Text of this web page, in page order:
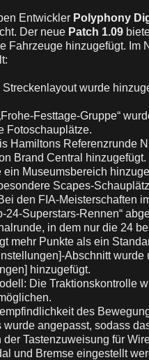
Entwickler Polyphony
Der neue Patch 1.09
Fahrzeuge hinzugefügt. Im
wurde
Festtage-Gruppe“
Fotoschauplätze.
Hamiltons Referenzrunde
Brand Central hinzugefügt.
ein Museumsbereich
Scapes-
den FIA-Meisterschaften
24-Superstars-Rennen“
in dem nur die 24
mehr Punkte als ein
Abschnitt
hinzugefügt.
Die Traktionskontrolle
des
angepasst, sodass
der Tastenzuweisung für
und Bremse eingestellt